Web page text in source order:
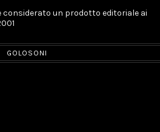
considerato un prodotto editoriale ai
GOLOSONI